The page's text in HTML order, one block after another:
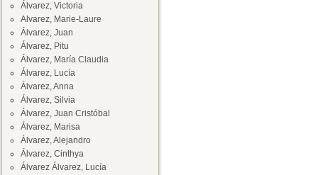
Álvarez, Victoria
Alvarez, Marie-Laure
Álvarez, Juan
Álvarez, Pitu
Álvarez, María Claudia
Álvarez, Lucía
Álvarez, Anna
Álvarez, Silvia
Álvarez, Juan Cristóbal
Álvarez, Marisa
Álvarez, Alejandro
Álvarez, Cinthya
Álvarez Álvarez, Lucía